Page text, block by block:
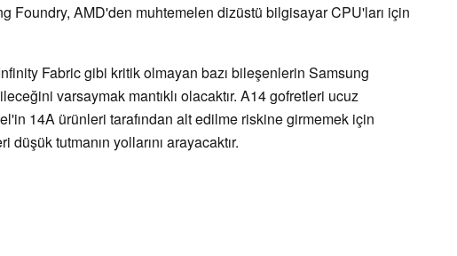
Foundry, AMD'den muhtemelen dizüstü bilgisayar CPU'ları için
Fabric gibi kritik olmayan bazı bileşenlerin Samsung
varsaymak mantıklı olacaktır. A14 gofretleri ucuz
14A ürünleri tarafından alt edilme riskine girmemek için
tutmanın yollarını arayacaktır.